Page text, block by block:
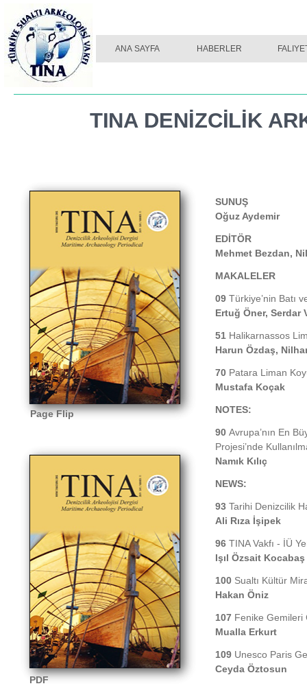
TINA DERGI SAYI 01 TINA DERGI SAYI 02
ANA SAYFA HABERLER
TINA DENİZCİLİK
PDF
Page Flip
SUNUŞ
Oğuz Aydemir
EDİTÖR
Mehmet Bezdan,
MAKALELER
09 Türkiye’nin Batı
Ertuğ Öner, Serdar
51 Halikarnassos
Harun Özdaş,
70 Patara Liman
Mustafa Koçak
NOTES:
90 Avrupa’nın En
Projesi’nde
Namık Kılıç
NEWS:
93 Tarihi Denizcilik
Ali Rıza İşipek
96 TINA Vakfı - İÜ
Işıl Özsait Kocabaş
100 Sualtı Kültür
Hakan Öniz
107 Fenike Gemileri
Mualla Erkurt
109 Unesco Paris
Ceyda Öztosun